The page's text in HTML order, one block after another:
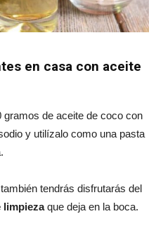
en casa con aceite
de aceite de coco con
y utilízalo como una pasta
tendrás disfrutarás del
limpiezaque deja en la boca.